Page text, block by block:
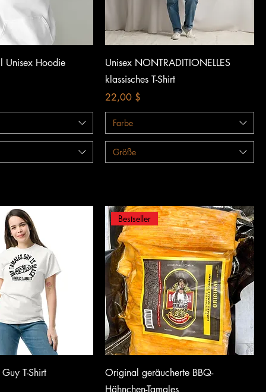
Unisex Hoodie
Schnellansicht
Unisex NONTRADITIONELLES
klassisches T-Shirt
Preis
22,00 $
Farbe
Größe
T-Shirt
Schnellansicht
Bestseller
Original geräucherte BBQ-
Hähnchen-Tamales